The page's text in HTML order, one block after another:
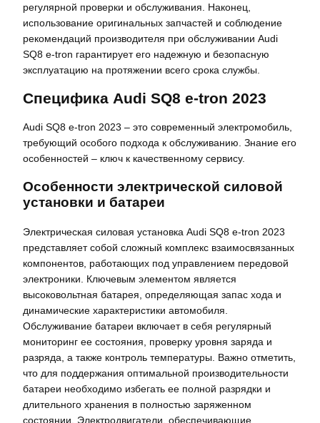
регулярной проверки и обслуживания. Наконец,
использование оригинальных запчастей и соблюдение
рекомендаций производителя при обслуживании Audi
SQ8 e-tron гарантирует его надежную и безопасную
эксплуатацию на протяжении всего срока службы.
Специфика Audi SQ8 e-tron 2023
Audi SQ8 e-tron 2023 – это современный электромобиль,
требующий особого подхода к обслуживанию. Знание его
особенностей – ключ к качественному сервису.
Особенности электрической силовой
установки и батареи
Электрическая силовая установка Audi SQ8 e-tron 2023
представляет собой сложный комплекс взаимосвязанных
компонентов, работающих под управлением передовой
электроники. Ключевым элементом является
высоковольтная батарея, определяющая запас хода и
динамические характеристики автомобиля.
Обслуживание батареи включает в себя регулярный
мониторинг ее состояния, проверку уровня заряда и
разряда, а также контроль температуры. Важно отметить,
что для поддержания оптимальной производительности
батареи необходимо избегать ее полной разрядки и
длительного хранения в полностью заряженном
состоянии. Электродвигатели, обеспечивающие